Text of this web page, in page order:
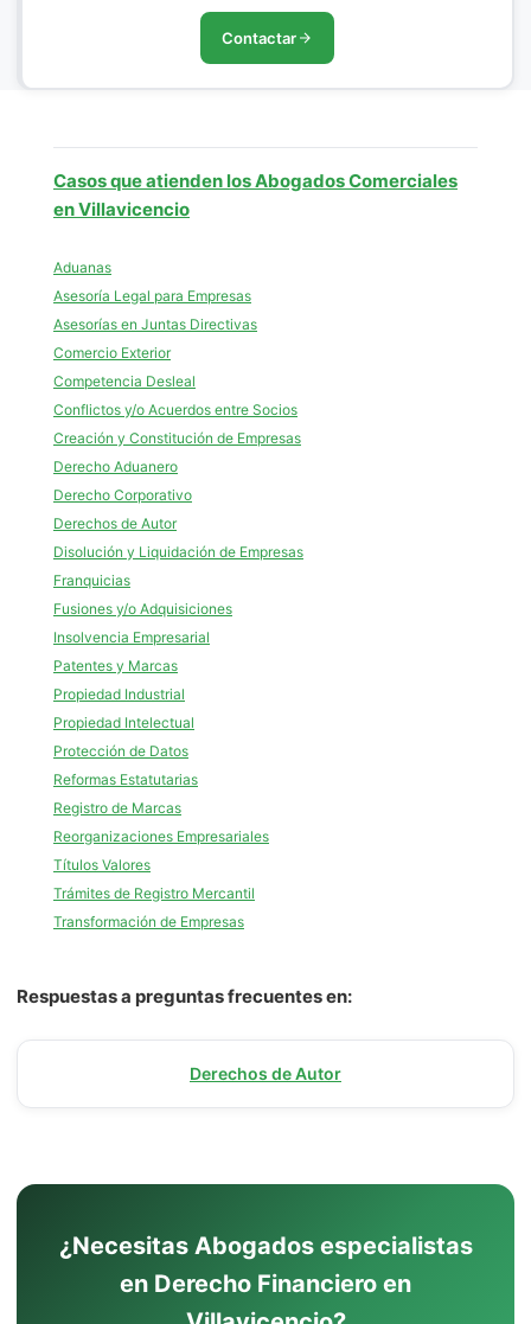
Contactar
Casos que atienden los Abogados Comerciales
en Villavicencio
Aduanas
Asesoría Legal para Empresas
Asesorías en Juntas Directivas
Comercio Exterior
Competencia Desleal
Conflictos y/o Acuerdos entre Socios
Creación y Constitución de Empresas
Derecho Aduanero
Derecho Corporativo
Derechos de Autor
Disolución y Liquidación de Empresas
Franquicias
Fusiones y/o Adquisiciones
Insolvencia Empresarial
Patentes y Marcas
Propiedad Industrial
Propiedad Intelectual
Protección de Datos
Reformas Estatutarias
Registro de Marcas
Reorganizaciones Empresariales
Títulos Valores
Trámites de Registro Mercantil
Transformación de Empresas
Respuestas a preguntas frecuentes en:
Derechos de Autor
¿Necesitas Abogados especialistas
en Derecho Financiero en